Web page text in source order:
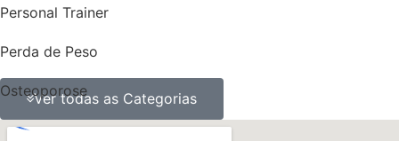
Personal Trainer
Perda de Peso
Osteoporose
ossos
Ver todas as Categorias